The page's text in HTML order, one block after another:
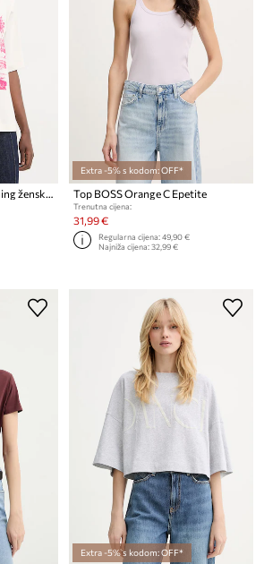
BOSS Orange Top za trening ženski pamučni C Eregular 2
Extra -5% s kodom: OFF*
Top BOSS Orange C Epetite
Trenutna cijena:
31,99 €
Regularna cijena:49,90 €
Najniža cijena:32,99 €
Extra -5% s kodom: OFF*